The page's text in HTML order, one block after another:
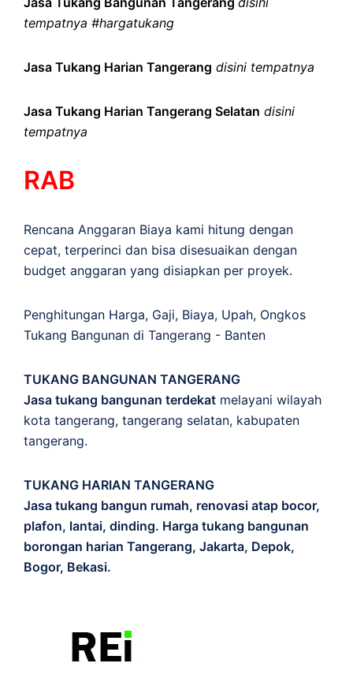
tempatnya #hargatukang
Jasa Tukang Harian Tangerang disini tempatnya
Jasa Tukang Harian Tangerang Selatan disini
tempatnya
RAB
Rencana Anggaran Biaya kami hitung dengan
cepat, terperinci dan bisa disesuaikan dengan
budget anggaran yang disiapkan per proyek.
Penghitungan Harga, Gaji, Biaya, Upah, Ongkos
Tukang Bangunan di Tangerang - Banten
TUKANG BANGUNAN TANGERANG
Jasa tukang bangunan terdekat melayani wilayah
kota tangerang, tangerang selatan, kabupaten
tangerang.
TUKANG HARIAN TANGERANG
Jasa tukang bangun rumah, renovasi atap bocor,
plafon, lantai, dinding. Harga tukang bangunan
borongan harian Tangerang, Jakarta, Depok,
Bogor, Bekasi.